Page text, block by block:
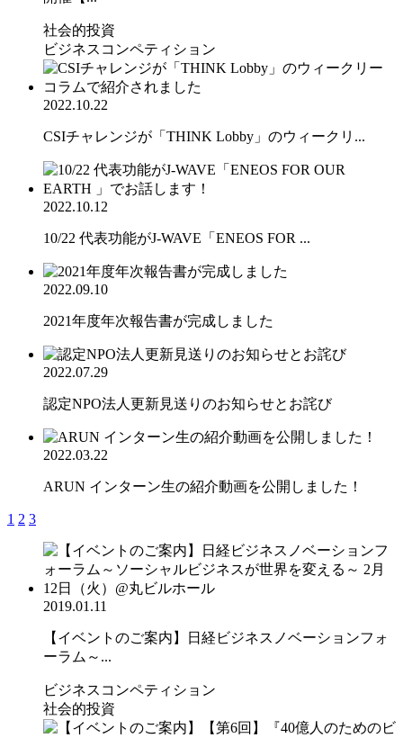
社会的投資
ビジネスコンペティション
2022.10.22
CSIチャレンジが「THINK Lobby」のウィークリ...
2022.10.12
10/22 代表功能がJ-WAVE「ENEOS FOR ...
2022.09.10
2021年度年次報告書が完成しました
2022.07.29
認定NPO法人更新見送りのお知らせとお詫び
2022.03.22
ARUN インターン生の紹介動画を公開しました！
1 2 3
2019.01.11
【イベントのご案内】日経ビジネスノベーションフォ
ーラム～...
ビジネスコンペティション
社会的投資